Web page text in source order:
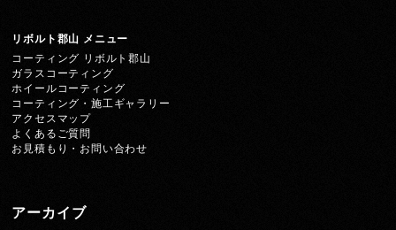
リボルト郡山 メニュー
コーティング リボルト郡山
ガラスコーティング
ホイールコーティング
コーティング・施工ギャラリー
アクセスマップ
よくあるご質問
お見積もり・お問い合わせ
アーカイブ